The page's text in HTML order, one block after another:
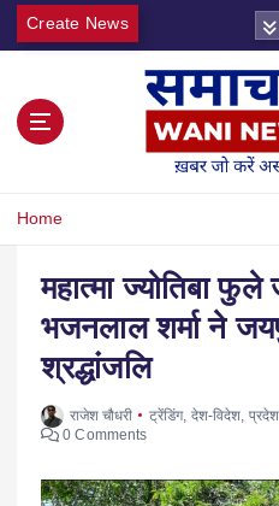
Create News
Home
महात्मा ज्योतिबा
भजनलाल शर्मा ने
श्रद्धांजलि
राजेश चौधरी ट्रेंडिंग, देश-विदेश प्रदेश
0 Comments